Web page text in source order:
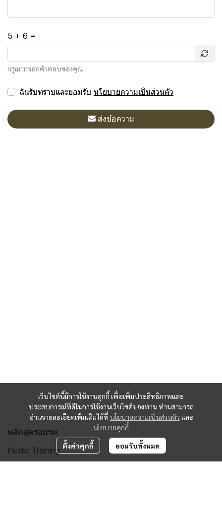
5 + 6 =
กรุณากรอกคำตอบของคุณ
ฉันรับทราบและยอมรับ นโยบายความเป็นส่วนตัว
ส่งข้อความ
เว็บไซต์นี้มีการใช้งานคุกกี้ เพื่อเพิ่มประสิทธิภาพและ
ประสบการณ์ที่ดีในการใช้งานเว็บไซต์ของท่าน ท่านสามารถ
อ่านรายละเอียดเพิ่มเติมได้ที่ นโยบายความเป็นส่วนตัว และ
นโยบายคุกกี้
ตั้งค่าคุกกี้ ยอมรับทั้งหมด
หลักสูตรอบรม
Public Training